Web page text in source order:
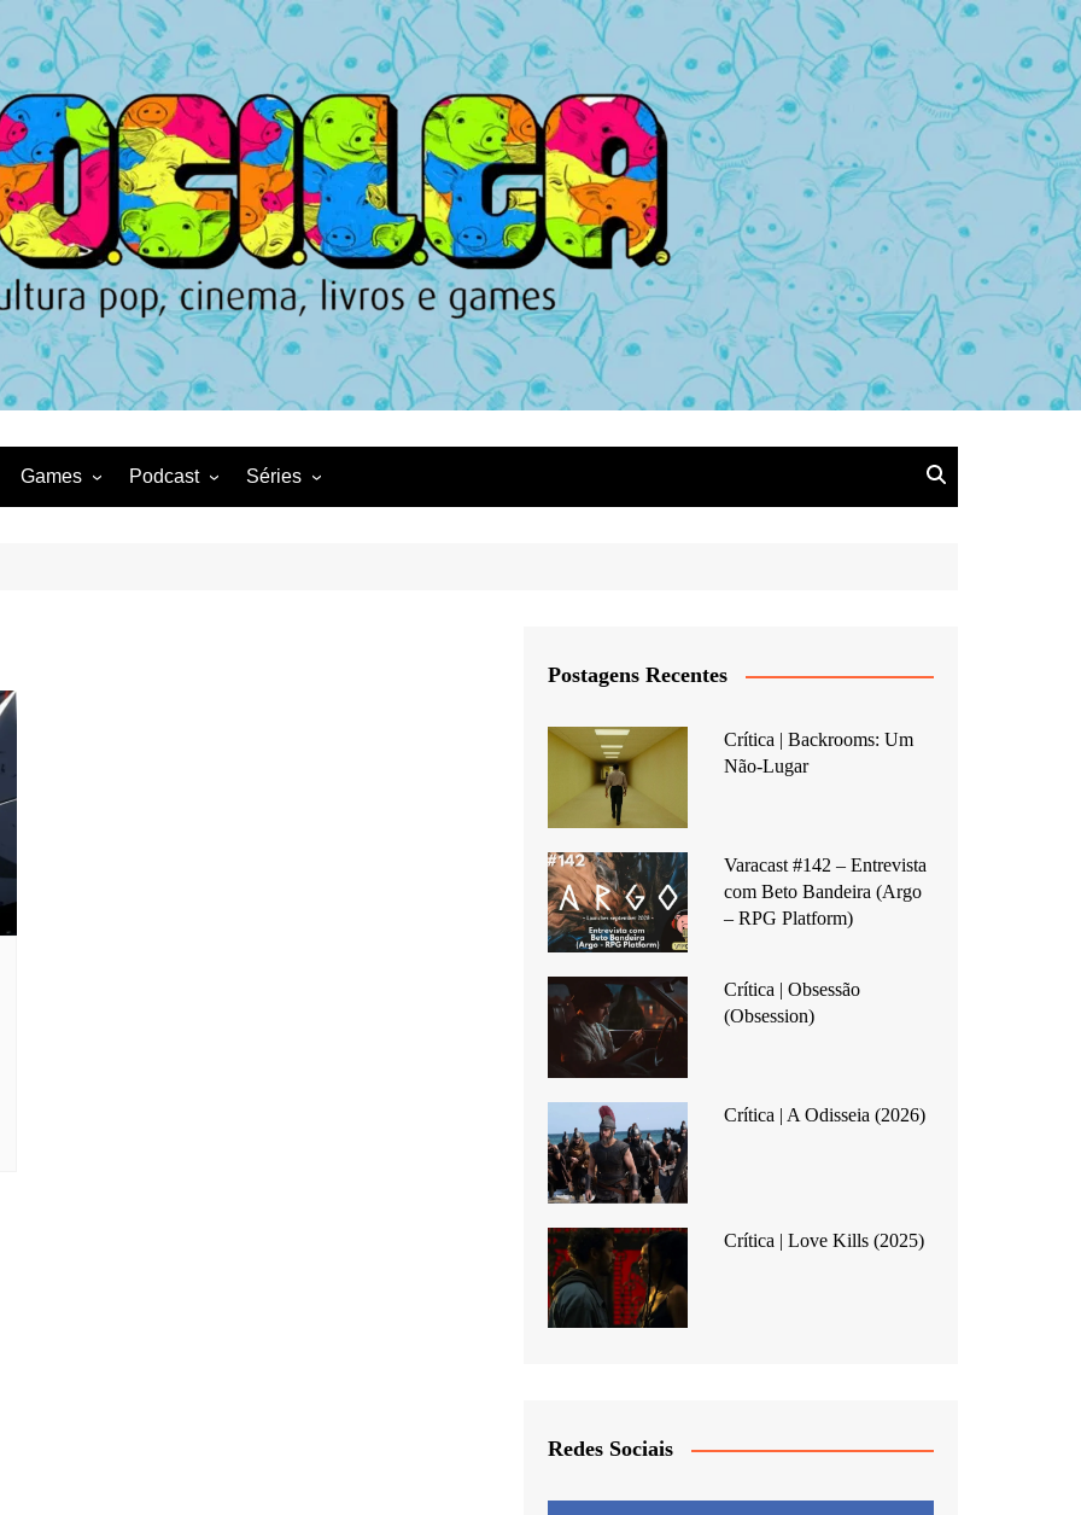
Games Podcast Séries
Postagens Recentes
Crítica | Backrooms: Um
Não-Lugar
Varacast #142 – Entrevista
com Beto Bandeira (Argo
– RPG Platform)
Crítica | Obsessão
(Obsession)
Crítica | A Odisseia (2026)
Crítica | Love Kills (2025)
Redes Sociais